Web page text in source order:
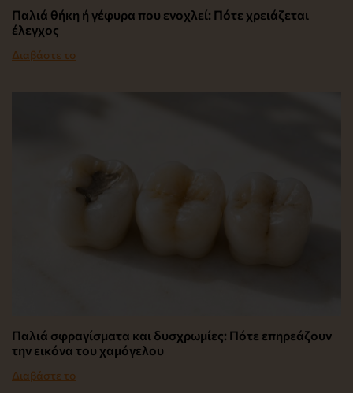
Παλιά θήκη ή γέφυρα που ενοχλεί: Πότε χρειάζεται
έλεγχος
Διαβάστε το
Παλιά σφραγίσματα και δυσχρωμίες: Πότε επηρεάζουν
την εικόνα του χαμόγελου
Διαβάστε το